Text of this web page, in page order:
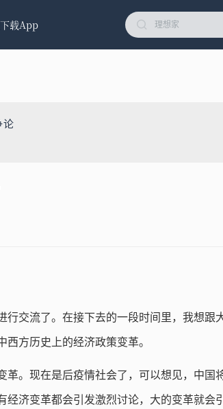
下载App
论
交流了。在接下去的一段时间里，我想跟
方历史上的经济政策变革。
革。现在是后疫情社会了，可以想见，中国
经济变革都会引发激烈讨论，大的变革就会